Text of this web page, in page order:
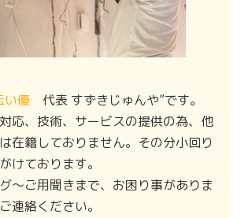
い優 代表 すずきじゅんや”です。
応、技術、サービスの提供の為、他
在籍しておりません。その分小回り
けております。
〜ご用聞きまで、お困り事がありま
連絡ください。